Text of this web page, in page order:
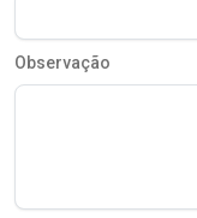
Observação